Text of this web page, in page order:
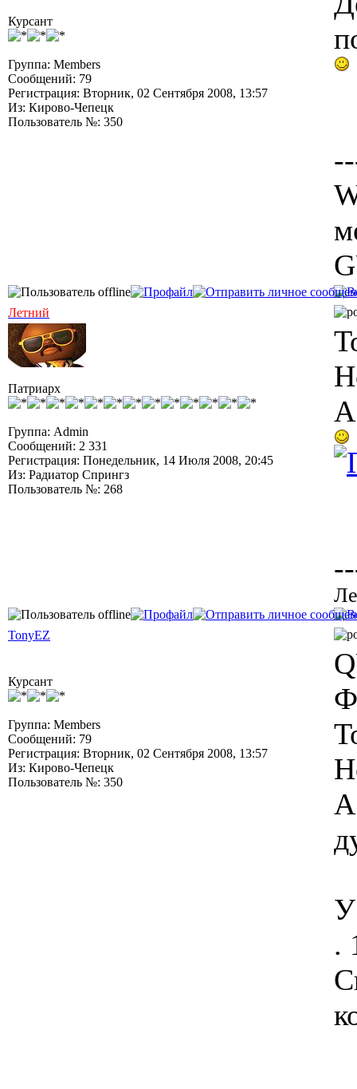
Курсант
Группа: Members
Сообщений: 79
Регистрация: Вторник, 02 Сентября 2008, 13:57
Из: Кирово-Чепецк
Пользователь №: 350
Летний
Патриарх
Группа: Admin
Сообщений: 2 331
Регистрация: Понедельник, 14 Июля 2008, 20:45
Из: Радиатор Спрингз
Пользователь №: 268
А
TonyEZ
Курсант
Группа: Members
Сообщений: 79
Регистрация: Вторник, 02 Сентября 2008, 13:57
Из: Кирово-Чепецк
Пользователь №: 350
А
У
.